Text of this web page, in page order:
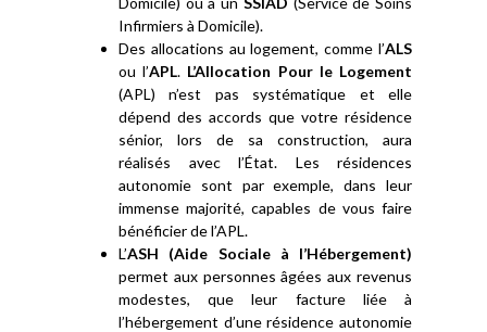
Infirmiers à Domicile).
Des allocations au logement, comme l’ALS
ou l’APL. L’Allocation Pour le Logement
(APL) n’est pas systématique et elle
dépend des accords que votre résidence
sénior, lors de sa construction, aura
réalisés avec l’État. Les résidences
autonomie sont par exemple, dans leur
immense majorité, capables de vous faire
bénéficier de l’APL.
L’ASH (Aide Sociale à l’Hébergement)
permet aux personnes âgées aux revenus
modestes, que leur facture liée à
l’hébergement d’une résidence autonomie